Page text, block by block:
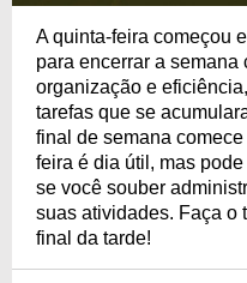
A quinta-feira começou
para encerrar a semana
organização e
tarefas que se
final de semana
feira é dia útil, mas
se você souber
suas atividades. Faça o
final da tarde!